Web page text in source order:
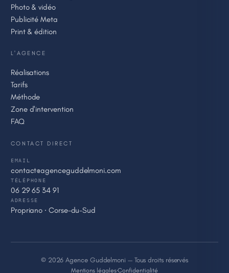
Photo & vidéo
Publicité Meta
Print & édition
L'AGENCE
Réalisations
Tarifs
Méthode
Zone d'intervention
FAQ
CONTACT DIRECT
EMAIL
contact@agenceguddelmoni.com
TÉLÉPHONE
06 29 65 34 91
ADRESSE
Propriano · Corse-du-Sud
© 2026 Agence Guddelmoni — Tous droits réservés
Mentions légales·Confidentialité